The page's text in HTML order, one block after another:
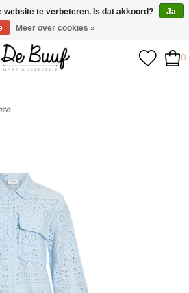
• Gratis verzending >€100,- •
binnen 1-3 werkdagen
0
website te verbeteren. Is dat akkoord?
Ja
Meer over cookies »